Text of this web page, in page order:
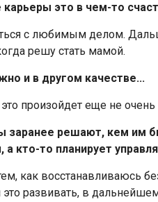
карьеры это в чем-то
с любимым делом.
решу стать мамой.
и в другом качестве...
произойдет еще не очень
заранее решают, кем им
а кто-то планирует
как восстанавливаюсь
это развивать, в